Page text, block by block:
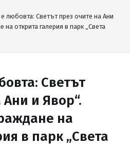
любовта: Светът през очите на Ани
открита галерия в парк „Света
Светът
и Явор“.
на
в парк „Света